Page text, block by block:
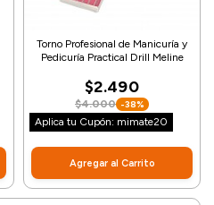
Torno Profesional de Manicuría y
Pedicuría Practical Drill Meline
$2.490
$4.000 -38%
Aplica tu Cupón: mimate20
Agregar al Carrito